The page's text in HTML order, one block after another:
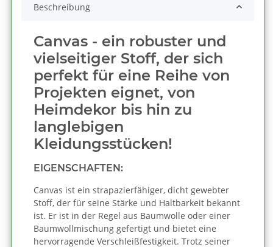
Beschreibung
Canvas - ein robuster und
vielseitiger Stoff, der sich
perfekt für eine Reihe von
Projekten eignet, von
Heimdekor bis hin zu
langlebigen
Kleidungsstücken!
EIGENSCHAFTEN:
Canvas ist ein strapazierfähiger, dicht gewebter
Stoff, der für seine Stärke und Haltbarkeit bekannt
ist. Er ist in der Regel aus Baumwolle oder einer
Baumwollmischung gefertigt und bietet eine
hervorragende Verschleißfestigkeit. Trotz seiner